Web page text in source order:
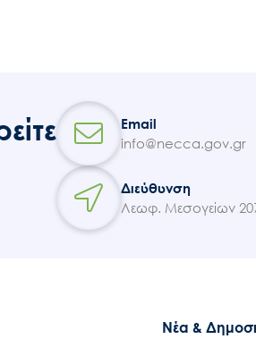
Email
info@necca.gov.gr
Διεύθυνση
Λεωφ. Μεσογείων
Νέα &